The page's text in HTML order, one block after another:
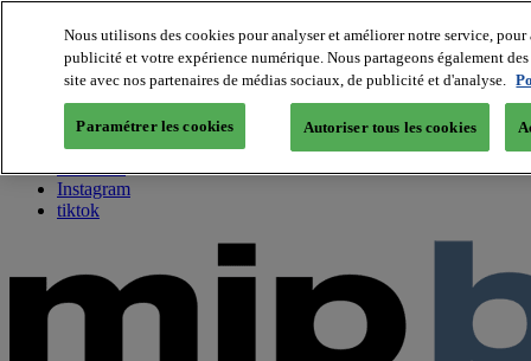
About us
Twitter
Facebook
Youtube
Instagram
tiktok
Nous utilisons des cookies pour analyser et améliorer notre service,
publicité et votre expérience numérique. Nous partageons également
site avec nos partenaires de médias sociaux, de publicité et d'analyse.
Paramétrer les cookies Autoriser tous les cookies